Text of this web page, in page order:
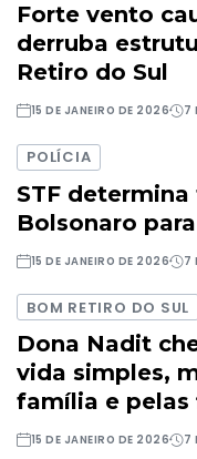
Forte vento
derruba
Retiro do Sul
15 DE JANEIRO DE 2026 7
POLÍCIA
STF
Bolsonaro
15 DE JANEIRO DE 2026 7
BOM RETIRO DO SUL
Dona Nadit
vida simples,
família e pelas
15 DE JANEIRO DE 2026 7